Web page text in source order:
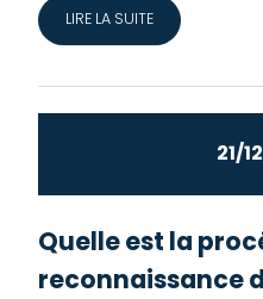
LIRE LA SUITE
21/
Quelle est la
reconnaissance